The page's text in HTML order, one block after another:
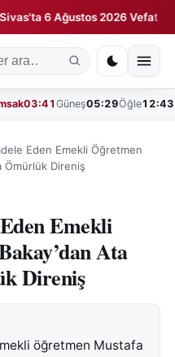
6 Ağustos 2026 Vefat Edenler
03:41 Güneş05:29Öğle12:43
Eden Emekli Öğretmen
Ömürlük Direniş
Emekli
Ata
Direniş
öğretmen Mustafa